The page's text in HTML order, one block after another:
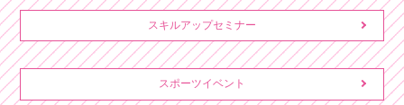
スキルアップセミナー
スポーツイベント